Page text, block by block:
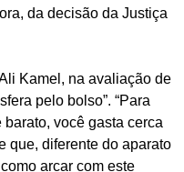
da decisão da Justiça
Kamel, na avaliação de
pelo bolso”. “Para
você gasta cerca
que, diferente do aparato
arcar com este